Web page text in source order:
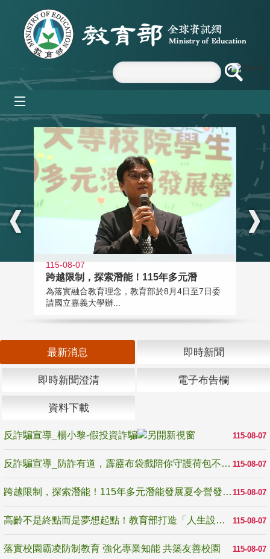
跳到主要內容區塊
:::
115-08-07
跨越限制，探索潛能！115年多元潛
為落實融合教育理念，教育部於8月4日至7日委
請國立嘉義大學辦...
最新消息 即時新聞
即時新聞澄清 電子布告欄
資料下載
115-08-07
反詐騙宣導_楊小黎-假投資詐騙
115-08-07
反詐騙宣導_防詐有道，霹靂布袋戲陪你守護荷包不受騙
115-08-07
跨越限制，探索潛能！115年多元潛能發展夏令營發掘生命無限可能
115-08-07
高齡不是終點而是夢想起點！教育部打造「人生設計夢工場」 參展第3屆高齡健康產業博覽會
115-08-07
落實校園霸凌防制教育 強化專業知能 共築友善校園